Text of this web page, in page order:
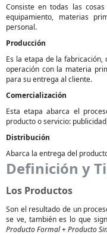
Consiste en todas las
equipamiento, materias
personal.
Producción
Es la etapa de la
operación con la materia
para su entrega al cliente.
Comercialización
Esta etapa abarca el
producto o servicio:
Distribución
Abarca la entrega del
Definición y
Los Productos
Son el resultado de un
se ve, también es lo que
Producto Formal+Producto